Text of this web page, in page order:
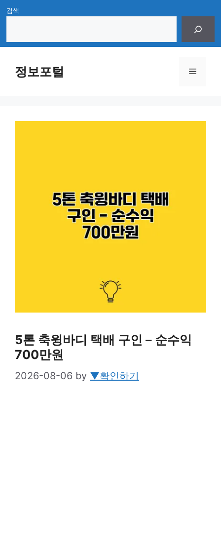
Skip
content
검색
정보포털 Menu
5톤 축윙바디 택배 구인 – 순수익
700만원
2026-08-06 by ▼확인하기